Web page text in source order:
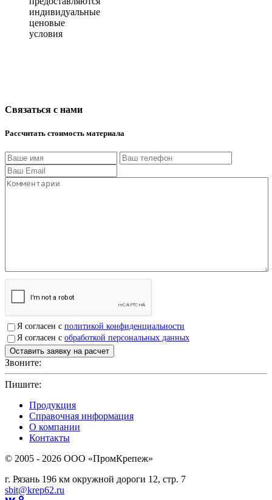
индивидуальные
ценовые
условия
Связаться с нами
Рассчитать стоимость материала
Я согласен с политикой конфиденциальности
Я согласен с обработкой персональных данных
Звоните:
Пишите:
Продукция
Справочная информация
О компании
Контакты
© 2005 - 2026 OOO «ПромКрепеж»
г. Рязань 196 км окружной дороги 12, стр. 7
sbit@krep62.ru